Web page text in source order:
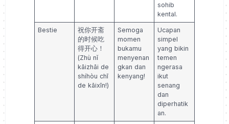
sohib
kental.
Bestie
祝你开斋
的时候吃
得开心！
(Zhù nǐ
kāizhāi de
shíhòu chī
de kāixīn!)
Semoga
momen
bukamu
menyenan
gkan dan
kenyang!
Ucapan
simpel
yang bikin
temen
ngerasa
ikut
senang
dan
diperhatik
an.